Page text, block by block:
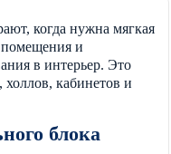
когда нужна мягкая
помещения и
в интерьер. Это
кабинетов и
блока